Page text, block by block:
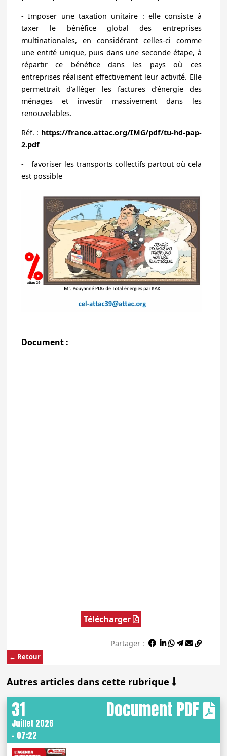
← Retour
- Imposer une taxation unitaire : elle consiste à
taxer le bénéfice global des entreprises
multinationales, en considérant celles-ci comme
une entité unique, puis dans une seconde étape, à
répartir ce bénéfice dans les pays où ces
entreprises réalisent effectivement leur activité. Elle
permettrait d’alléger les factures d’énergie des
ménages et investir massivement dans les
renouvelables.
Réf. : https://france.attac.org/IMG/pdf/tu-hd-pap-
2.pdf
- favoriser les transports collectifs partout où cela
est possible
Document :
Télécharger
Partager :
Autres articles dans cette rubrique
Document PDF
31
Juillet 2026
- 07:22